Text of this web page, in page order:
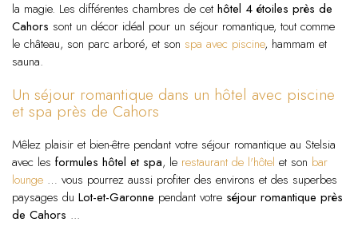
la magie. Les différentes chambres de cet hôtel 4 étoiles près de
Cahors sont un décor idéal pour un séjour romantique, tout comme
le château, son parc arboré, et son spa avec piscine, hammam et
sauna.
Un séjour romantique dans un hôtel avec piscine
et spa près de Cahors
Mêlez plaisir et bien-être pendant votre séjour romantique au Stelsia
avec les formules hôtel et spa, le restaurant de l'hôtel et son bar
lounge … vous pourrez aussi profiter des environs et des superbes
paysages du Lot-et-Garonne pendant votre séjour romantique près
de Cahors ...